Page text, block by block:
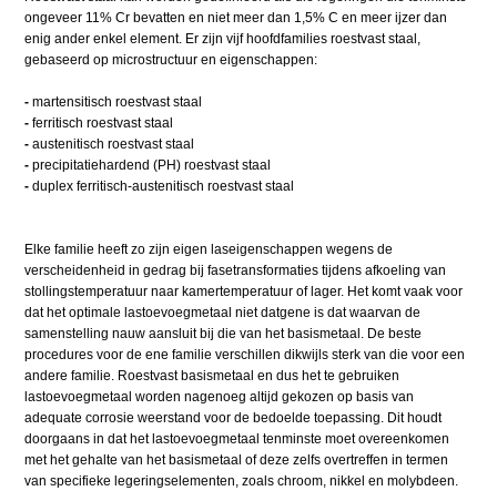
ongeveer 11% Cr bevatten en niet meer dan 1,5% C en meer ijzer dan
enig ander enkel element. Er zijn vijf hoofdfamilies roestvast staal,
gebaseerd op microstructuur en eigenschappen:
- martensitisch roestvast staal
- ferritisch roestvast staal
- austenitisch roestvast staal
- precipitatiehardend (PH) roestvast staal
- duplex ferritisch-austenitisch roestvast staal
Elke familie heeft zo zijn eigen laseigenschappen wegens de
verscheidenheid in gedrag bij fasetransformaties tijdens afkoeling van
stollingstemperatuur naar kamertemperatuur of lager. Het komt vaak voor
dat het optimale lastoevoegmetaal niet datgene is dat waarvan de
samenstelling nauw aansluit bij die van het basismetaal. De beste
procedures voor de ene familie verschillen dikwijls sterk van die voor een
andere familie. Roestvast basismetaal en dus het te gebruiken
lastoevoegmetaal worden nagenoeg altijd gekozen op basis van
adequate corrosie weerstand voor de bedoelde toepassing. Dit houdt
doorgaans in dat het lastoevoegmetaal tenminste moet overeenkomen
met het gehalte van het basismetaal of deze zelfs overtreffen in termen
van specifieke legeringselementen, zoals chroom, nikkel en molybdeen.